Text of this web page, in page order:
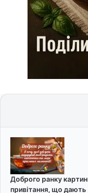
Доброго ранку
привітання, що дають